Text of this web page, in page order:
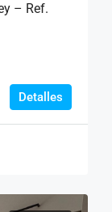
– Ref.
Detalles